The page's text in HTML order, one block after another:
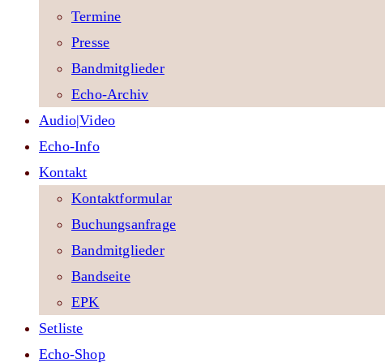
Termine
Presse
Bandmitglieder
Echo-Archiv
Audio|Video
Echo-Info
Kontakt
Kontaktformular
Buchungsanfrage
Bandmitglieder
Bandseite
EPK
Setliste
Echo-Shop